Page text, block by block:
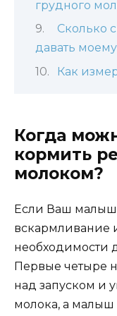
грудного
Сколько
давать
Как
Когда
кормить
молоком?
Если Ваш малыш
вскармливание
необходимости
Первые четыре
над запуском и
молока, а малыш